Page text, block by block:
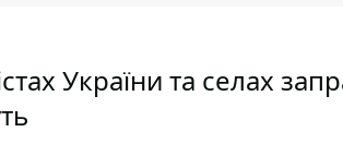
України та селах